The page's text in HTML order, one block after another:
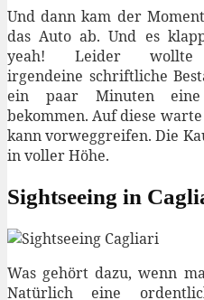
Und dann kam der
das Auto ab. Und es
yeah! Leider
irgendeine schriftliche
ein paar Minuten
bekommen. Auf diese
kann vorweggreifen. Die
in voller Höhe.
Sightseeing in
Was gehört dazu, wenn
Natürlich eine